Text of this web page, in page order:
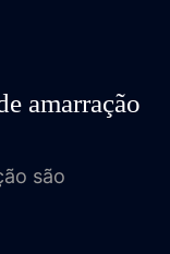
amarração
são